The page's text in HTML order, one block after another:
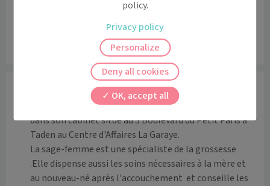
Leaflet|© OpenStreetMap
Informations
Pascale CESSIEUX ROBERT, sage-femme, vous reçoit
dans son cabinet situé au 3 Boulevard du Petit Paris à
Taden au Centre d'Affaires La Garaye.
La sage-femme est une spécialiste de la grossesse
.Elle dispense aussi les soins nécessaires à la mère et
au nouveau-né après l'accouchement  et conseille les
policy.
OK, accept all
Deny all cookies
Personalize
Privacy policy